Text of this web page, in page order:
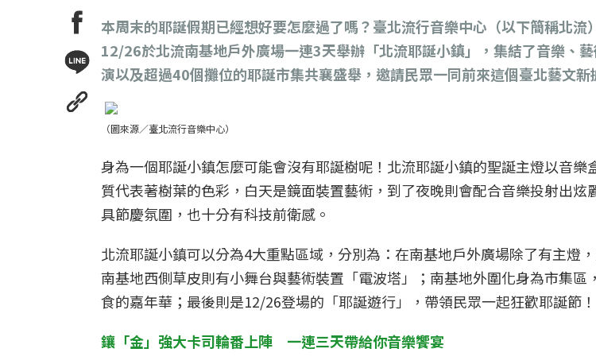
本周末的耶誕假期已經想好要怎麼過了嗎？臺北流行音樂中心（以下簡稱北
12/26於北流南基地戶外廣場一連3天舉辦「北流耶誕小鎮」，集結了音樂、
演以及超過40個攤位的耶誕市集共襄盛舉，邀請民眾一同前來這個臺北藝文新
（圖來源／臺北流行音樂中心）
身為一個耶誕小鎮怎麼可能會沒有耶誕樹呢！北流耶誕小鎮的聖誕主燈以音
質代表著樹葉的色彩，白天是鏡面裝置藝術，到了夜晚則會配合音樂投射出
具節慶氛圍，也十分有科技前衛感。
北流耶誕小鎮可以分為4大重點區域，分別為：在南基地戶外廣場除了有主燈
南基地西側草皮則有小舞台與藝術裝置「電波塔」；南基地外圍化身為市集
食的嘉年華；最後則是12/26登場的「耶誕遊行」，帶領民眾一起狂歡耶誕節！
鑲「金」強大卡司輪番上陣 一連三天帶給你音樂饗宴